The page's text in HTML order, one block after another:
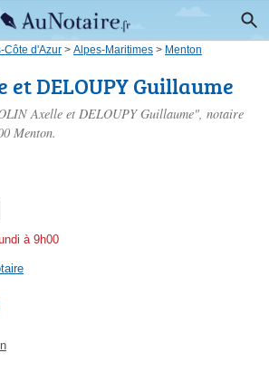
Côte d'Azur > Alpes-Maritimes > Menton
et DELOUPY Guillaume
Axelle et DELOUPY Guillaume", notaire
Menton.
à 9h00